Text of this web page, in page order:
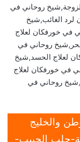
روحاني في
لرد الغائب,شيخ
في خورفكان لعلاج
روحاني في
لعلاج الحسد,شيخ
في خورفكان لعلاج
روحاني في
والخليج
جلب الحبيب-